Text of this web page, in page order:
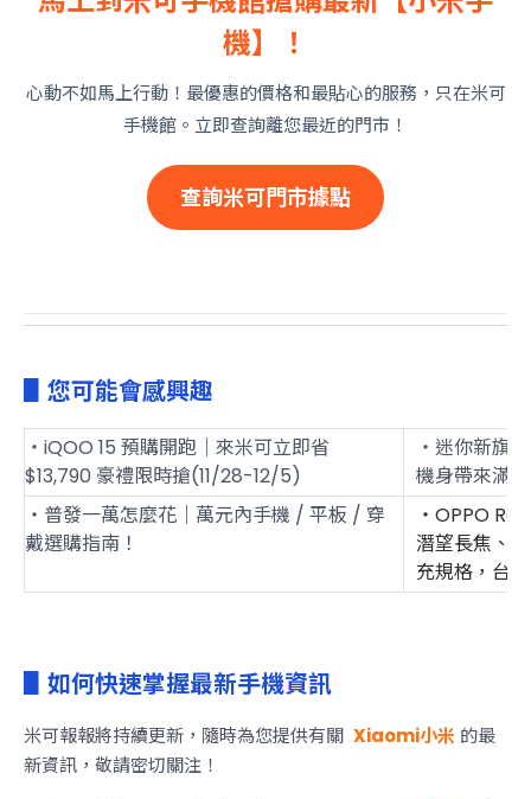
機】！
心動不如馬上行動！最優惠的價格和最貼心的服務，只在米可
手機館。立即查詢離您最近的門市！
查詢米可門市據點
▋您可能會感興趣
・iQOO 15 預購開跑｜來米可立即省
$13,790 豪禮限時搶(11/28-12/5)
・迷你新旗
機身帶來滿
・普發一萬怎麼花｜萬元內手機 / 平板 / 穿
戴選購指南！
・OPPO
潛望長焦、
充規格，台
▋如何快速掌握最新手機資訊
米可報報將持續更新，隨時為您提供有關 Xiaomi小米 的最
新資訊，敬請密切關注！